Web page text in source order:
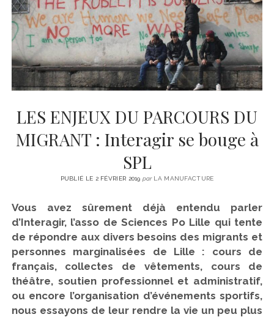
CINÉMA
LITTÉRATURE
ÉCONOMIE
SPORT
MÉDIAS
SANTÉ
instagram
emailemail-
form
LES ENJEUX DU PARCOURS DU
MIGRANT : Interagir se bouge à
SPL
PUBLIÉ LE 2 FÉVRIER 2019 parLA MANUFACTURE
Vous avez sûrement déjà entendu parler
d’Interagir, l’asso de Sciences Po Lille qui tente
de répondre aux divers besoins des migrants et
personnes marginalisées de Lille : cours de
français, collectes de vêtements, cours de
théâtre, soutien professionnel et administratif,
ou encore l’organisation d’événements sportifs,
nous essayons de leur rendre la vie un peu plus